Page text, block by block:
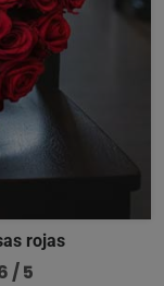
rojas
/ 5